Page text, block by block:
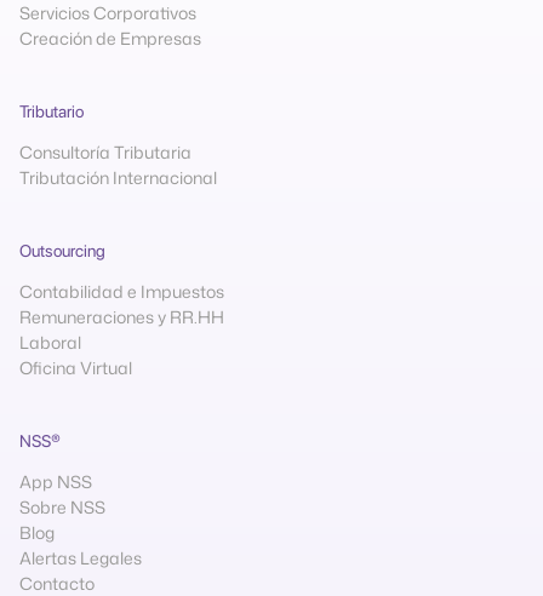
Servicios Corporativos
Creación de Empresas
Tributario
Consultoría Tributaria
Tributación Internacional
Outsourcing
Contabilidad e Impuestos
Remuneraciones y RR.HH
Laboral
Oficina Virtual
NSS®
App NSS
Sobre NSS
Blog
Alertas Legales
Contacto